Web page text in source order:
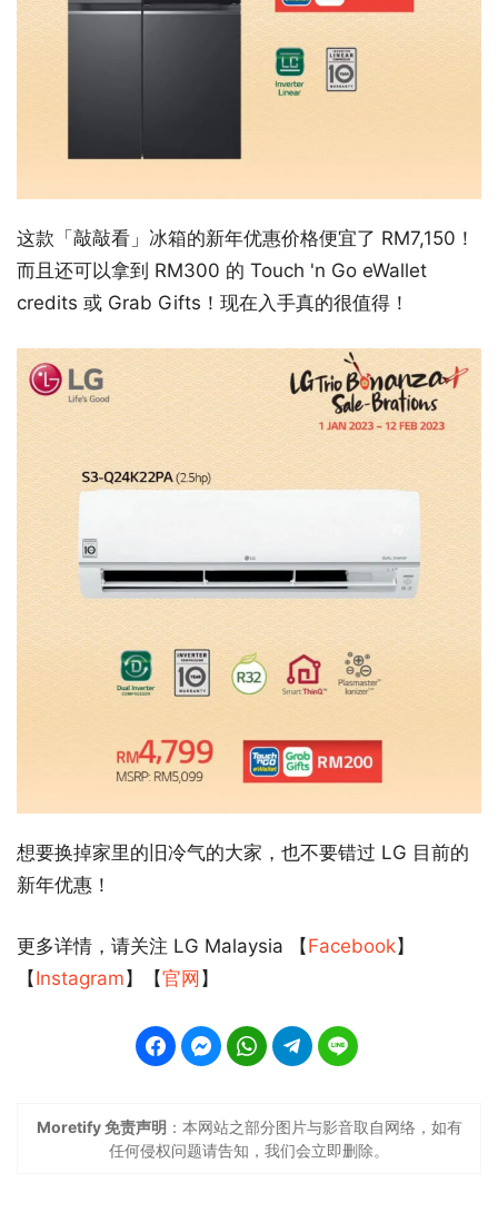
这款「敲敲看」冰箱的新年优惠价格便宜了 RM7,150！
而且还可以拿到 RM300 的 Touch 'n Go eWallet
credits 或 Grab Gifts！现在入手真的很值得！
想要换掉家里的旧冷气的大家，也不要错过 LG 目前的
新年优惠！
更多详情，请关注 LG Malaysia 【Facebook】
【Instagram】【官网】
Moretify 免责声明 ：本网站之部分图片与影音取自网络，如有
任何侵权问题请告知，我们会立即删除。